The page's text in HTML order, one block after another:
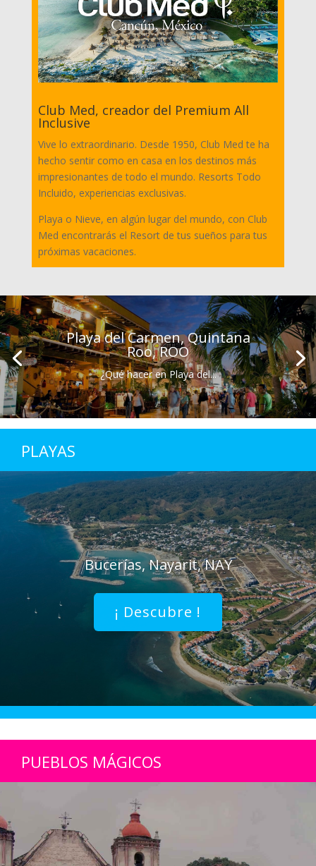
Club Med, creador del Premium All
Inclusive
Vive lo extraordinario. Desde 1950, Club Med te ha
hecho sentir como en casa en los destinos más
impresionantes de todo el mundo. Resorts Todo
Incluido, experiencias exclusivas.
Playa o Nieve, en algún lugar del mundo, con Club
Med encontrarás el Resort de tus sueños para tus
próximas vacaciones.
Playa del Carmen, Quintana
Roo, ROO
¿Qué hacer en Playa del...
PLAYAS
Bucerías, Nayarit, NAY
¡ Descubre !
PUEBLOS MÁGICOS